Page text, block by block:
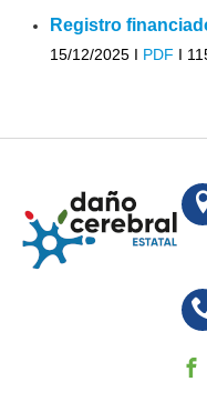
Registro
15/12/2025 I PDF I